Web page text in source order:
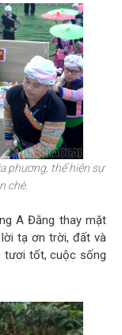
phương, thể hiện sự
chè.
A Đằng thay mặt
tạ ơn trời, đất và
tươi tốt, cuộc sống